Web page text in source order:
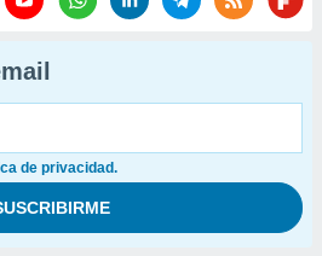
de privacidad.